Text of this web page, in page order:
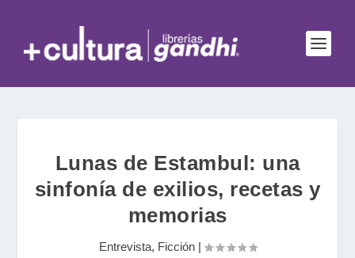
Lunas de Estambul: una
sinfonía de exilios, recetas y
memorias
Entrevista, Ficción|